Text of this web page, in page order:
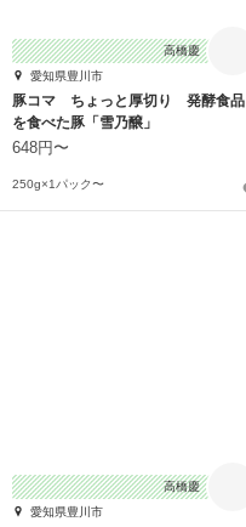
高橋慶
愛知県豊川市
豚コマ ちょっと厚切り 発酵食品
を食べた豚「雪乃醸」
648円〜
250g×1パック〜
高橋慶
愛知県豊川市